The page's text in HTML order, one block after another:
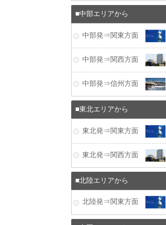
中部エリアから
中部発⇒関東方面
中部発⇒関西方面
中部発⇒信州方面
東北エリアから
東北発⇒関東方面
東北発⇒関西方面
北陸エリアから
北陸発⇒関東方面